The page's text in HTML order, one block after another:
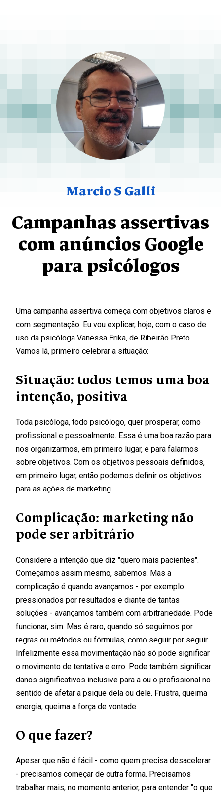
Marcio S Galli
Campanhas assertivas
com anúncios Google
para psicólogos
Uma campanha assertiva começa com objetivos claros e
com segmentação. Eu vou explicar, hoje, com o caso de
uso da psicóloga Vanessa Erika, de Ribeirão Preto.
Vamos lá, primeiro celebrar a situação:
Situação: todos temos uma boa
intenção, positiva
Toda psicóloga, todo psicólogo, quer prosperar, como
profissional e pessoalmente. Essa é uma boa razão para
nos organizarmos, em primeiro lugar, e para falarmos
sobre objetivos. Com os objetivos pessoais definidos,
em primeiro lugar, então podemos definir os objetivos
para as ações de marketing.
Complicação: marketing não
pode ser arbitrário
Considere a intenção que diz "quero mais pacientes".
Começamos assim mesmo, sabemos. Mas a
complicação é quando avançamos - por exemplo
pressionados por resultados e diante de tantas
soluções - avançamos também com arbitrariedade. Pode
funcionar, sim. Mas é raro, quando só seguimos por
regras ou métodos ou fórmulas, como seguir por seguir.
Infelizmente essa movimentação não só pode significar
o movimento de tentativa e erro. Pode também significar
danos significativos inclusive para a ou o profissional no
sentido de afetar a psique dela ou dele. Frustra, queima
energia, queima a força de vontade.
O que fazer?
Apesar que não é fácil - como quem precisa desacelerar
- precisamos começar de outra forma. Precisamos
trabalhar mais, no momento anterior, para entender "o que